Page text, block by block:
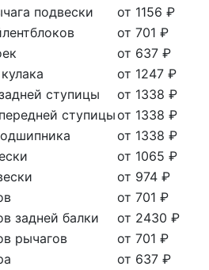
подвески
от 1156 ₽
от 701 ₽
от 637 ₽
от 1247 ₽
ступицы
от 1338 ₽
ступицыот 1338 ₽
от 1338 ₽
от 1065 ₽
от 974 ₽
от 701 ₽
задней балки
от 2430 ₽
рычагов
от 701 ₽
от 637 ₽